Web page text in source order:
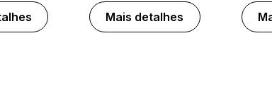
Mais detalhes